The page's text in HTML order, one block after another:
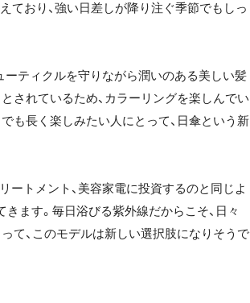
ており、強い日差しが降り注ぐ季節でもしっ
ーティクルを守りながら潤いのある美しい髪
されているため、カラーリングを楽しんでい
も長く楽しみたい人にとって、日傘という新
ートメント、美容家電に投資するのと同じよ
ます。毎日浴びる紫外線だからこそ、日々
て、このモデルは新しい選択肢になりそうで